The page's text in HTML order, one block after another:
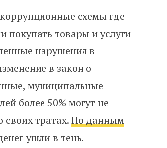
схемы где
покупать товары и услуги
нарушения в
в закон о
муниципальные
более 50% могут не
своих тратах.По данным
ушли в тень.